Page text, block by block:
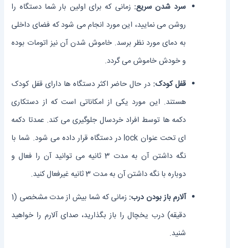
سرد شدن سریع: زمانی که برای اولین بار شما دستگاه را
روشن می نمایید، این مورد انجام می شود که فضای داخلی
به دمای مورد نظر برسد. خاموش شدن آن نیز اتومات بوده
و خودش خاموش می گردد.
قفل کودک: در حال حاضر اکثر دستگاه ها دارای قفل کودک
هستند. این مورد یکی از امکاناتی است که از دستکاری
دکمه ها توسط افراد خردسال جلوگیری می کند. عمدتا دکمه
ای تحت عنوان lock در دستگاه قرار داده می شود. شما با
نگه داشتن آن به مدت 3 ثانیه می توانید آن را فعال و
دوباره با نگه داشتن آن به مدت 3 ثانیه غیرفعال کنید.
آلارم باز بودن درب:
زمانی که شما بیش از مدت مشخصی (1
دقیقه) درب یخچال را باز بگذارید، صدای آلارم را خواهید
شنید.